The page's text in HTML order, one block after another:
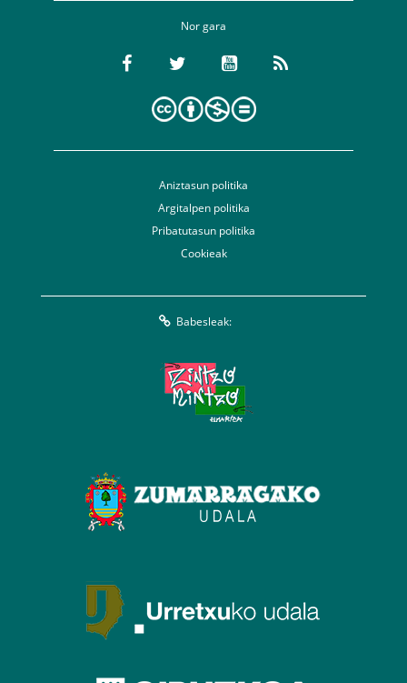
Nor gara
Aniztasun politika
Argitalpen politika
Pribatutasun politika
Cookieak
Babesleak: